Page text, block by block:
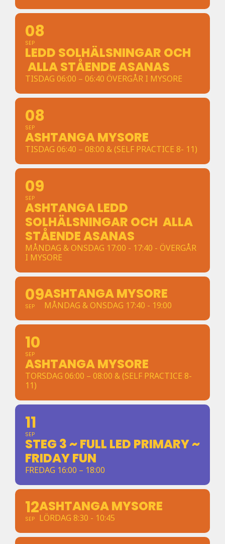
08
SEP
LEDD SOLHÄLSNINGAR OCH
ALLA STÅENDE ASANAS
TISDAG 06:00 – 06:40 ÖVERGÅR I MYSORE
08
SEP
ASHTANGA MYSORE
TISDAG 06:40 – 08:00 & (SELF PRACTICE 8- 11)
09
SEP
ASHTANGA LEDD
SOLHÄLSNINGAR OCH ALLA
STÅENDE ASANAS
MÅNDAG & ONSDAG 17:00 - 17:40 - ÖVERGÅR
I MYSORE
09
SEP
ASHTANGA MYSORE
MÅNDAG & ONSDAG 17:40 - 19:00
10
SEP
ASHTANGA MYSORE
TORSDAG 06:00 – 08:00 & (SELF PRACTICE 8-
11)
11
SEP
STEG 3 ~ FULL LED PRIMARY ~
FRIDAY FUN
FREDAG 16:00 – 18:00
12
SEP
ASHTANGA MYSORE
LÖRDAG 8:30 - 10:45